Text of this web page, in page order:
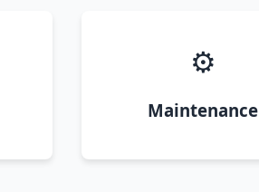
⚙️
Maintenance